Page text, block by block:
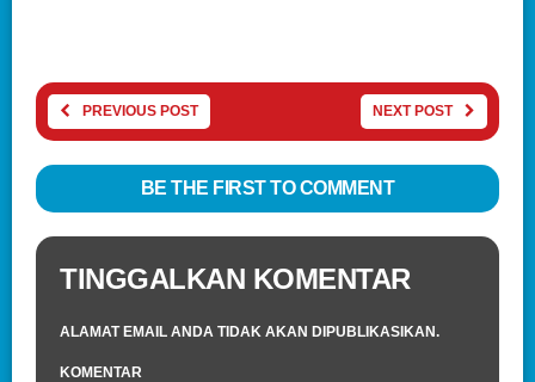
PREVIOUS POST NEXT POST
BE THE FIRST TO COMMENT
TINGGALKAN KOMENTAR
ALAMAT EMAIL ANDA TIDAK AKAN DIPUBLIKASIKAN.
KOMENTAR